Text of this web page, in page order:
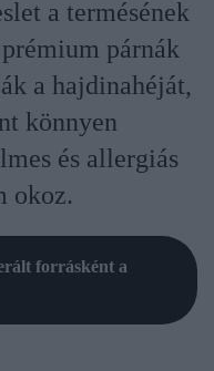
a termésének
párnák
a hajdinahéját,
könnyen
és allergiás
okoz.
forrásként a